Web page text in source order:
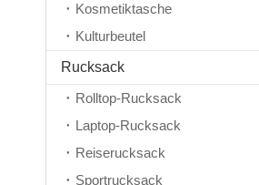
Kosmetiktasche
Kulturbeutel
Rucksack
Rolltop-Rucksack
Laptop-Rucksack
Reiserucksack
Sportrucksack